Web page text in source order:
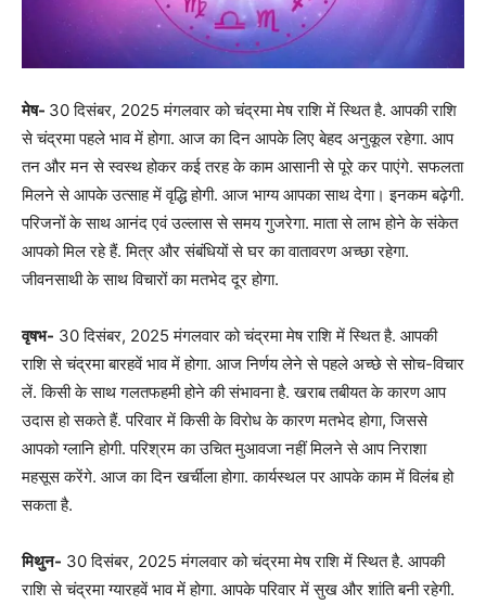
मेष- 30 दिसंबर, 2025 मंगलवार को चंद्रमा मेष राशि में स्थित है. आपकी राशि
से चंद्रमा पहले भाव में होगा. आज का दिन आपके लिए बेहद अनुकूल रहेगा. आप
तन और मन से स्वस्थ होकर कई तरह के काम आसानी से पूरे कर पाएंगे. सफलता
मिलने से आपके उत्साह में वृद्धि होगी. आज भाग्य आपका साथ देगा। इनकम बढ़ेगी.
परिजनों के साथ आनंद एवं उल्लास से समय गुजरेगा. माता से लाभ होने के संकेत
आपको मिल रहे हैं. मित्र और संबंधियों से घर का वातावरण अच्छा रहेगा.
जीवनसाथी के साथ विचारों का मतभेद दूर होगा.
वृषभ- 30 दिसंबर, 2025 मंगलवार को चंद्रमा मेष राशि में स्थित है. आपकी
राशि से चंद्रमा बारहवें भाव में होगा. आज निर्णय लेने से पहले अच्छे से सोच-विचार
लें. किसी के साथ गलतफहमी होने की संभावना है. खराब तबीयत के कारण आप
उदास हो सकते हैं. परिवार में किसी के विरोध के कारण मतभेद होगा, जिससे
आपको ग्लानि होगी. परिश्रम का उचित मुआवजा नहीं मिलने से आप निराशा
महसूस करेंगे. आज का दिन खर्चीला होगा. कार्यस्थल पर आपके काम में विलंब हो
सकता है.
मिथुन- 30 दिसंबर, 2025 मंगलवार को चंद्रमा मेष राशि में स्थित है. आपकी
राशि से चंद्रमा ग्यारहवें भाव में होगा. आपके परिवार में सुख और शांति बनी रहेगी.